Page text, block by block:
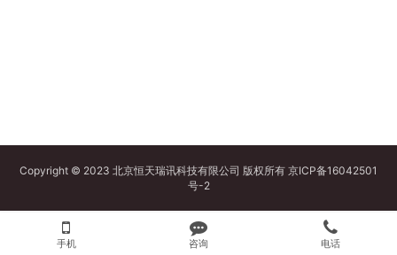
Copyright © 2023 北京恒天瑞讯科技有限公司 版权所有 京ICP备16042501
号-2
手机 咨询 电话